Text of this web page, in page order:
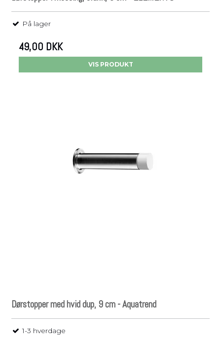
På lager
49,00 DKK
VIS PRODUKT
Dørstopper med hvid dup, 9 cm - Aquatrend
1-3 hverdage